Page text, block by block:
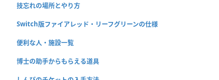
技忘れの場所とやり方
Switch版ファイアレッド・リーフグリーンの仕様
便利な人・施設一覧
博士の助手からもらえる道具